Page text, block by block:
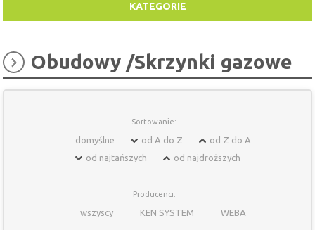
KATEGORIE
Obudowy /Skrzynki gazowe
Sortowanie:
domyślne od A do Z
od Z do A
od najtańszych
od najdroższych
Producenci:
wszyscy KEN SYSTEM WEBA